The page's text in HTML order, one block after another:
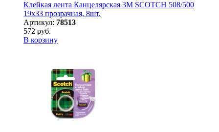
Клейкая лента Канцелярская 3M SCOTCH 508/500
19х33 прозрачная, 8шт.
Артикул: 78513
572 руб.
В корзину